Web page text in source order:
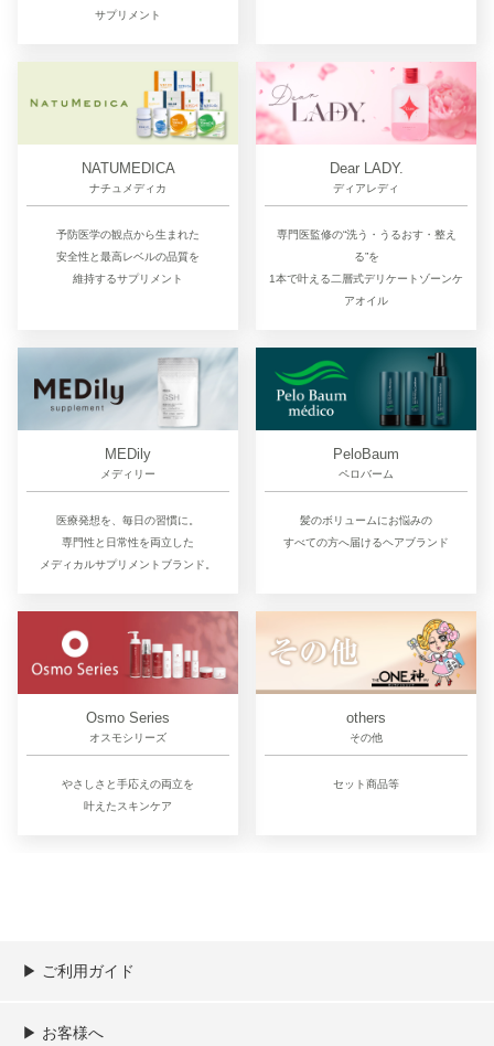
サプリメント
NATUMEDICA
ナチュメディカ
予防医学の観点から生まれた
安全性と最高レベルの品質を
維持するサプリメント
Dear LADY.
ディアレディ
専門医監修の“洗う・うるおす・整え
る”を
1本で叶える二層式デリケートゾーンケ
アオイル
MEDily
メディリー
医療発想を、毎日の習慣に。
専門性と日常性を両立した
メディカルサプリメントブランド。
PeloBaum
ペロバーム
髪のボリュームにお悩みの
すべての方へ届けるヘアブランド
Osmo Series
オスモシリーズ
やさしさと手応えの両立を
叶えたスキンケア
others
その他
セット商品等
▶︎ ご利用ガイド
ご利用ガイド
決済／配送／送料について
取り扱い商品一覧
顧客情報の取扱について
特定商取引法の表記
▶︎ お客様へ